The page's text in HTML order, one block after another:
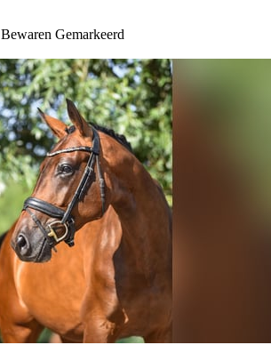
Bewaren Gemarkeerd